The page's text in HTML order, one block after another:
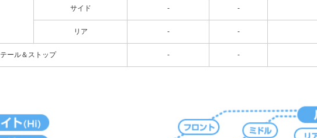
サイド - -
リア - -
テール＆ストップ - -